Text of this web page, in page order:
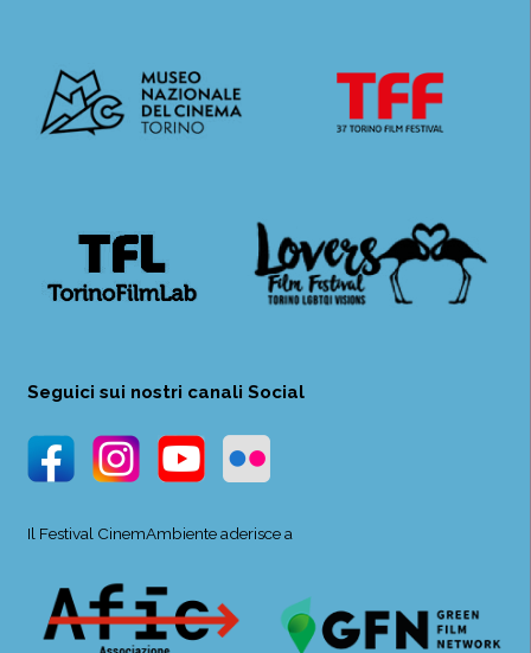
Seguici sui nostri canali Social
Il Festival CinemAmbiente aderisce a